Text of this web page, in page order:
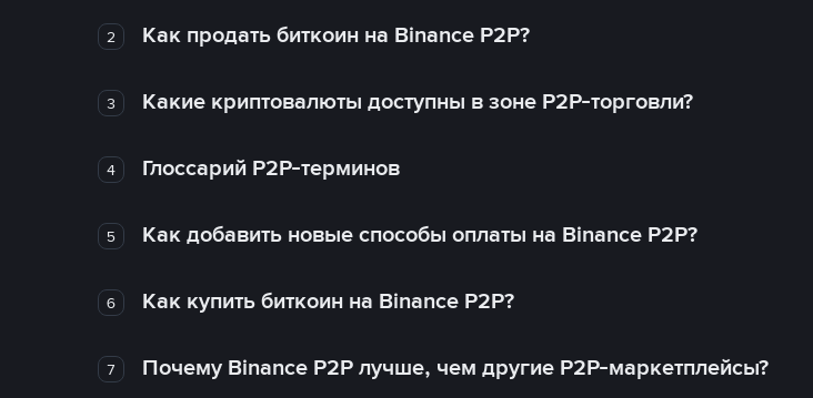
2 Как продать биткоин на Binance P2P?
3 Какие криптовалюты доступны в зоне P2P-торговли?
4 Глоссарий P2P-терминов
5 Как добавить новые способы оплаты на Binance P2P?
6 Как купить биткоин на Binance P2P?
7 Почему Binance P2P лучше, чем другие P2P-маркетплейсы?